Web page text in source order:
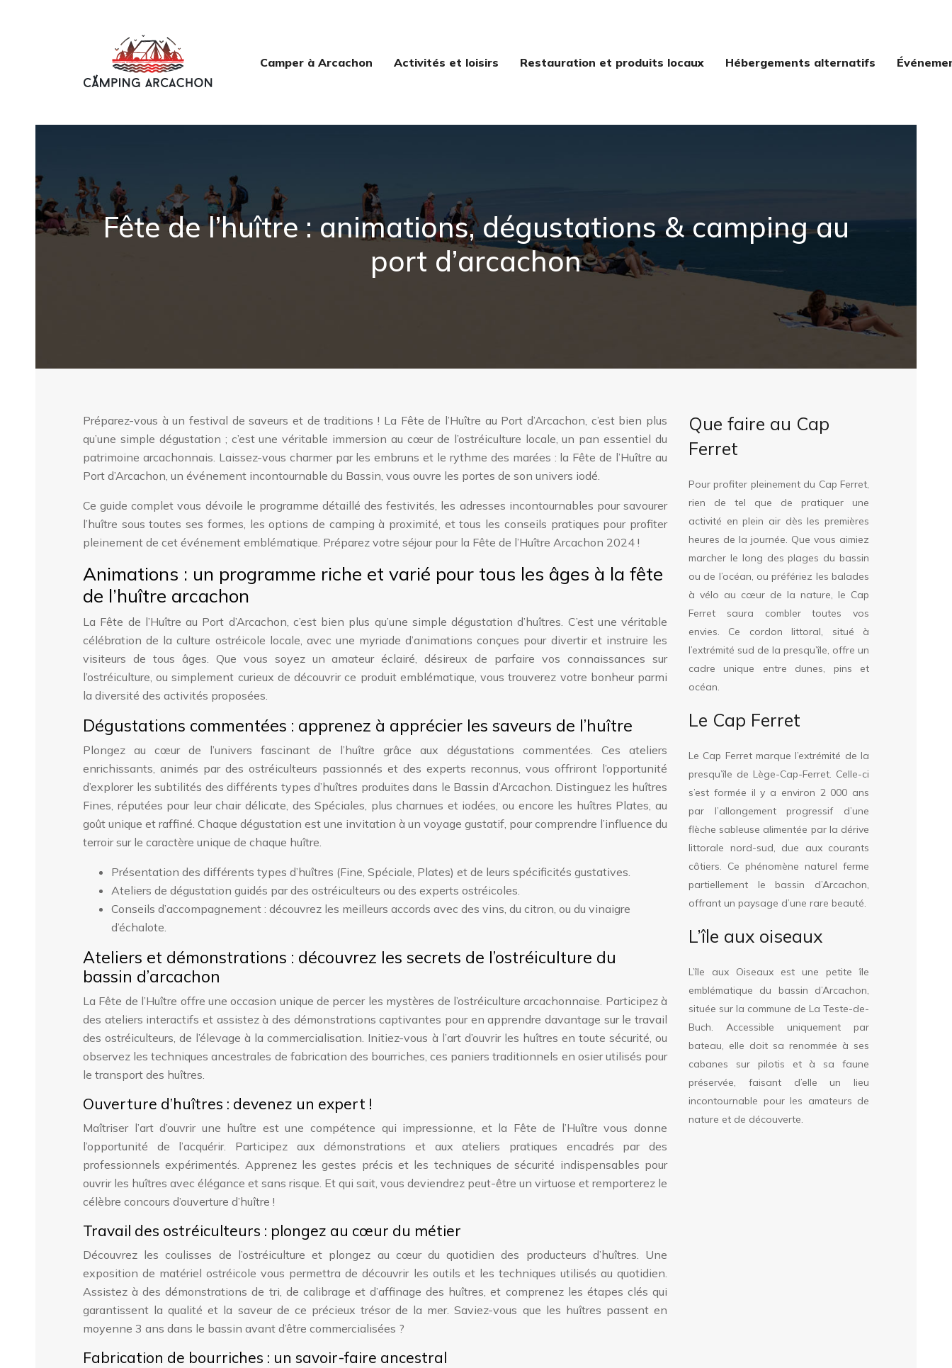
Camper à Arcachon Activités et loisirs Restauration et produits locaux Hébergements alternatifs
Fête de l’huître : animations, dégustations & camping au
port d’arcachon
Préparez-vous à un festival de saveurs et de traditions ! La Fête de l’Huître au Port d’Arcachon, c’est bien plus
qu’une simple dégustation ; c’est une véritable immersion au cœur de l’ostréiculture locale, un pan essentiel du
patrimoine arcachonnais. Laissez-vous charmer par les embruns et le rythme des marées : la Fête de l’Huître au
Port d’Arcachon, un événement incontournable du Bassin, vous ouvre les portes de son univers iodé.
Ce guide complet vous dévoile le programme détaillé des festivités, les adresses incontournables pour savourer
l’huître sous toutes ses formes, les options de camping à proximité, et tous les conseils pratiques pour profiter
pleinement de cet événement emblématique. Préparez votre séjour pour la Fête de l’Huître Arcachon 2024 !
Animations : un programme riche et varié pour tous les âges à la fête
de l’huître arcachon
La Fête de l’Huître au Port d’Arcachon, c’est bien plus qu’une simple dégustation d’huîtres. C’est une véritable
célébration de la culture ostréicole locale, avec une myriade d’animations conçues pour divertir et instruire les
visiteurs de tous âges. Que vous soyez un amateur éclairé, désireux de parfaire vos connaissances sur
l’ostréiculture, ou simplement curieux de découvrir ce produit emblématique, vous trouverez votre bonheur parmi
la diversité des activités proposées.
Dégustations commentées : apprenez à apprécier les saveurs de l’huître
Plongez au cœur de l’univers fascinant de l’huître grâce aux dégustations commentées. Ces ateliers
enrichissants, animés par des ostréiculteurs passionnés et des experts reconnus, vous offriront l’opportunité
d’explorer les subtilités des différents types d’huîtres produites dans le Bassin d’Arcachon. Distinguez les huîtres
Fines, réputées pour leur chair délicate, des Spéciales, plus charnues et iodées, ou encore les huîtres Plates, au
goût unique et raffiné. Chaque dégustation est une invitation à un voyage gustatif, pour comprendre l’influence du
terroir sur le caractère unique de chaque huître.
Présentation des différents types d’huîtres (Fine, Spéciale, Plates) et de leurs spécificités gustatives.
Ateliers de dégustation guidés par des ostréiculteurs ou des experts ostréicoles.
Conseils d’accompagnement : découvrez les meilleurs accords avec des vins, du citron, ou du vinaigre
d’échalote.
Ateliers et démonstrations : découvrez les secrets de l’ostréiculture du
bassin d’arcachon
La Fête de l’Huître offre une occasion unique de percer les mystères de l’ostréiculture arcachonnaise. Participez à
des ateliers interactifs et assistez à des démonstrations captivantes pour en apprendre davantage sur le travail
des ostréiculteurs, de l’élevage à la commercialisation. Initiez-vous à l’art d’ouvrir les huîtres en toute sécurité, ou
observez les techniques ancestrales de fabrication des bourriches, ces paniers traditionnels en osier utilisés pour
le transport des huîtres.
Ouverture d’huîtres : devenez un expert !
Maîtriser l’art d’ouvrir une huître est une compétence qui impressionne, et la Fête de l’Huître vous donne
l’opportunité de l’acquérir. Participez aux démonstrations et aux ateliers pratiques encadrés par des
professionnels expérimentés. Apprenez les gestes précis et les techniques de sécurité indispensables pour
ouvrir les huîtres avec élégance et sans risque. Et qui sait, vous deviendrez peut-être un virtuose et remporterez le
célèbre concours d’ouverture d’huître !
Travail des ostréiculteurs : plongez au cœur du métier
Découvrez les coulisses de l’ostréiculture et plongez au cœur du quotidien des producteurs d’huîtres. Une
exposition de matériel ostréicole vous permettra de découvrir les outils et les techniques utilisés au quotidien.
Assistez à des démonstrations de tri, de calibrage et d’affinage des huîtres, et comprenez les étapes clés qui
garantissent la qualité et la saveur de ce précieux trésor de la mer. Saviez-vous que les huîtres passent en
moyenne 3 ans dans le bassin avant d’être commercialisées ?
Fabrication de bourriches : un savoir-faire ancestral
Que faire au Cap
Ferret
Pour profiter pleinement du Cap Ferret,
rien de tel que de pratiquer une
activité en plein air dès les premières
heures de la journée. Que vous aimiez
marcher le long des plages du bassin
ou de l’océan, ou préfériez les balades
à vélo au cœur de la nature, le Cap
Ferret saura combler toutes vos
envies. Ce cordon littoral, situé à
l’extrémité sud de la presqu’île, offre un
cadre unique entre dunes, pins et
océan.
Le Cap Ferret
Le Cap Ferret marque l’extrémité de la
presqu’île de Lège-Cap-Ferret. Celle-ci
s’est formée il y a environ 2 000 ans
par l’allongement progressif d’une
flèche sableuse alimentée par la dérive
littorale nord-sud, due aux courants
côtiers. Ce phénomène naturel ferme
partiellement le bassin d’Arcachon,
offrant un paysage d’une rare beauté.
L’île aux oiseaux
L’île aux Oiseaux est une petite île
emblématique du bassin d’Arcachon,
située sur la commune de La Teste-de-
Buch. Accessible uniquement par
bateau, elle doit sa renommée à ses
cabanes sur pilotis et à sa faune
préservée, faisant d’elle un lieu
incontournable pour les amateurs de
nature et de découverte.